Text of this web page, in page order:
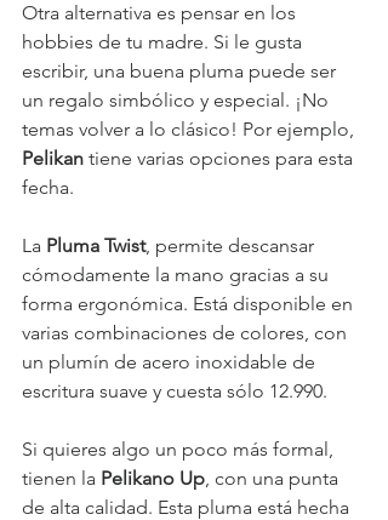
Otra alternativa es pensar en los
hobbies de tu madre. Si le gusta
escribir, una buena pluma puede ser
un regalo simbólico y especial. ¡No
temas volver a lo clásico! Por ejemplo,
Pelikan tiene varias opciones para esta
fecha.
La Pluma Twist, permite descansar
cómodamente la mano gracias a su
forma ergonómica. Está disponible en
varias combinaciones de colores, con
un plumín de acero inoxidable de
escritura suave y cuesta sólo 12.990.
Si quieres algo un poco más formal,
tienen la Pelikano Up, con una punta
de alta calidad. Esta pluma está hecha